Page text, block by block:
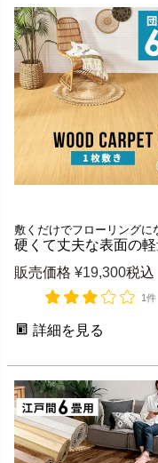
販売価格 ¥19,300税込
1件
詳細を見る